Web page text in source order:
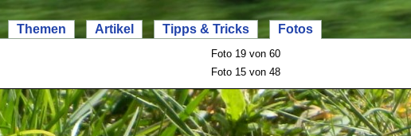
Themen Artikel Tipps & Tricks Fotos
Foto 19 von 60
Foto 15 von 48